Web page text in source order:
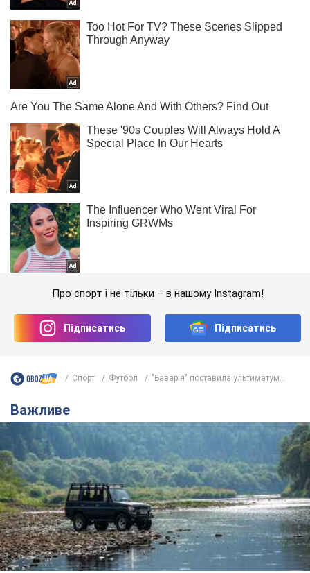
Про спорт і не тільки – в нашому Instagram!
Підписатись Підписатись
Спорт Футбол "Баварія" поставила ультиматум...
Важливе